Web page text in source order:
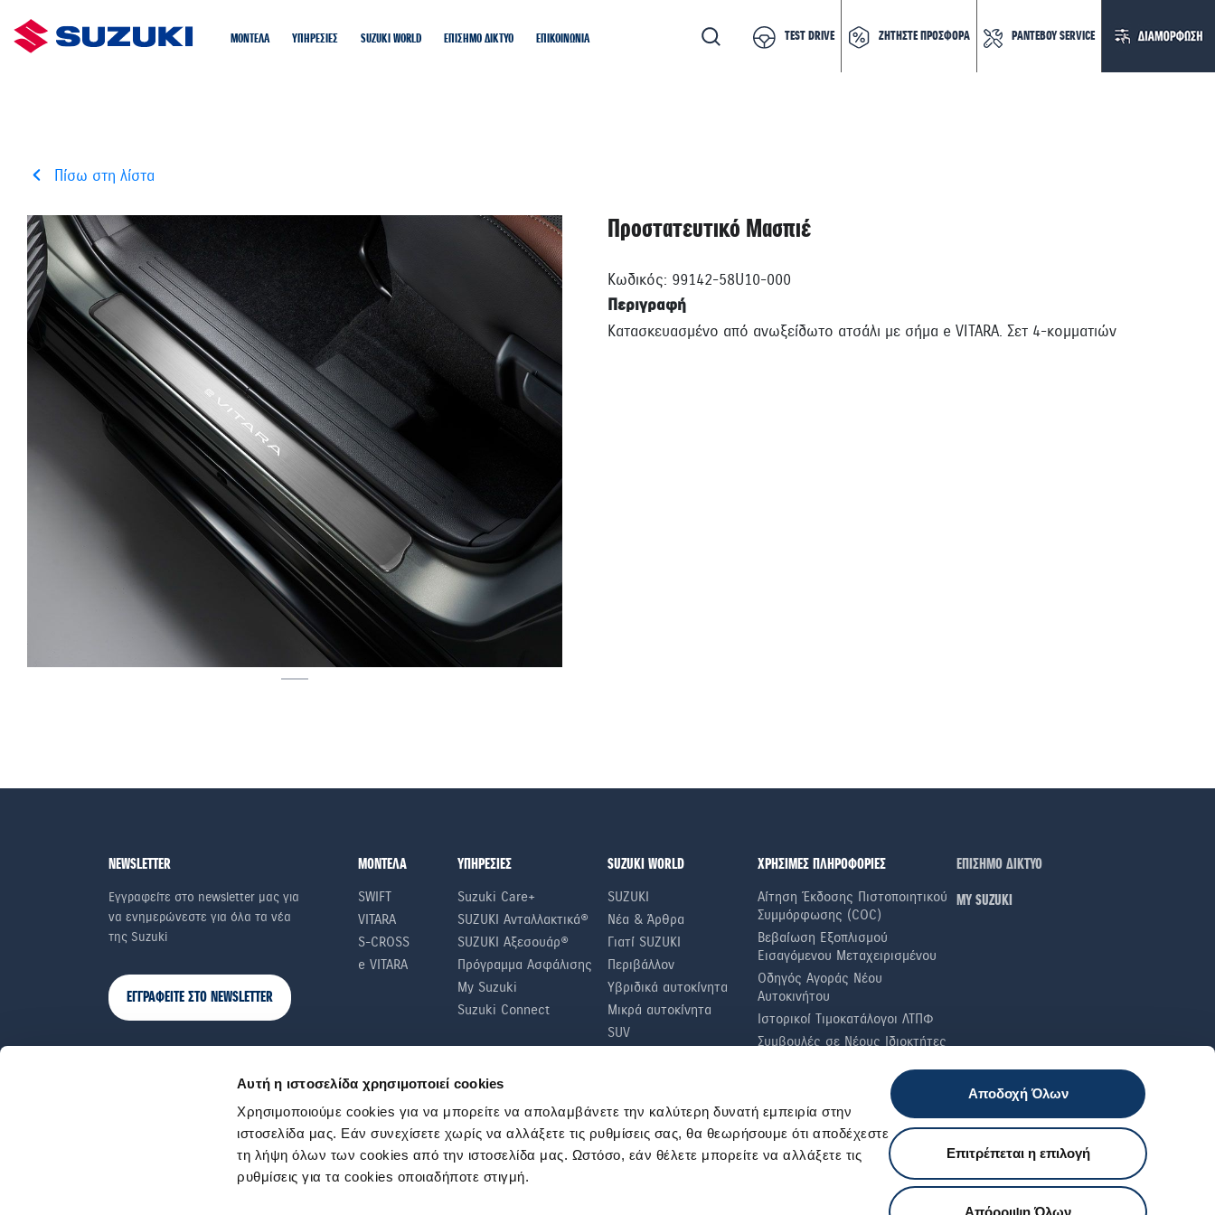
Αυτή η ιστοσελίδα χρησιμοποιεί cookies
Χρησιμοποιούμε cookies για να μπορείτε να απολαμβάνετε την καλύτερη δυνατή εμπειρία στην
ιστοσελίδα μας. Εάν συνεχίσετε χωρίς να αλλάξετε τις ρυθμίσεις σας, θα θεωρήσουμε ότι αποδέχεστε
τη λήψη όλων των cookies από την ιστοσελίδα μας. Ωστόσο, εάν θέλετε μπορείτε να αλλάξετε τις
ρυθμίσεις για τα cookies οποιαδήποτε στιγμή.
Αποδοχή Όλων
Επιτρέπεται η επιλογή
Απόρριψη Όλων
ΜΟΝΤΕΛΑ ΥΠΗΡΕΣΙΕΣ SUZUKI WORLD ΕΠΙΣΗΜΟ ΔΙΚΤΥΟ ΕΠΙΚΟΙΝΩΝΙΑ TEST DRIVE ΖΗΤΗΣΤΕ ΠΡΟΣΦΟΡΑ ΡΑΝΤΕΒΟΥ SERVICE
Πίσω στη λίστα
Προστατευτικό Μασπιέ
Κωδικός: 99142-58U10-000
Περιγραφή
Κατασκευασμένο από ανωξείδωτο ατσάλι με σήμα e VITARA. Σετ 4-κομματιών
NEWSLETTER
Εγγραφείτε στο newsletter μας για
να ενημερώνεστε για όλα τα νέα
της Suzuki
ΕΓΓΡΑΦΕΙΤΕ ΣΤΟ NEWSLETTER
ΜΟΝΤΕΛΑ
SWIFT
VITARA
S-CROSS
e VITARA
ΥΠΗΡΕΣΙΕΣ
Suzuki Care+
SUZUKI Ανταλλακτικά®
SUZUKI Αξεσουάρ®
Πρόγραμμα Ασφάλισης
My Suzuki
Suzuki Connect
SUZUKI WORLD
SUZUKI
Νέα & Άρθρα
Γιατί SUZUKI
Περιβάλλον
Υβριδικά αυτοκίνητα
Μικρά αυτοκίνητα
SUV
ΧΡΗΣΙΜΕΣ ΠΛΗΡΟΦΟΡΙΕΣ
Αίτηση Έκδοσης Πιστοποιητικού
Συμμόρφωσης (COC)
Βεβαίωση Εξοπλισμού
Εισαγόμενου Μεταχειρισμένου
Οδηγός Αγοράς Νέου
Αυτοκινήτου
Ιστορικοί Τιμοκατάλογοι ΛΤΠΦ
Συμβουλές σε Nέους Iδιοκτήτες
Τακτικοί Έλεγχοι
ΕΠΙΣΗΜΟ ΔΙΚΤΥΟ
ΜΥ SUZUKI
Εξυπηρέτηση πελατών